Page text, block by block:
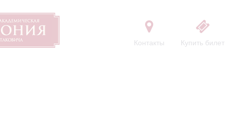
Контакты Купить билет